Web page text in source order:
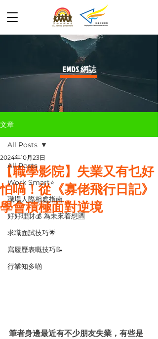
​EMDS 網誌
文章
All Posts
Work Smart⭐️
職場人際相處指南
好好理財💰 為未來着想🈵
求職面試技巧🌟
寫履歷表嘅技巧📝
行業知多啲
All Posts
【職學影院】失業又有乜好
怕喎！從《寡佬飛行日記》
學會積極面對逆境
2024年10月23日
筆者身邊最近有不少朋友失業，有些是